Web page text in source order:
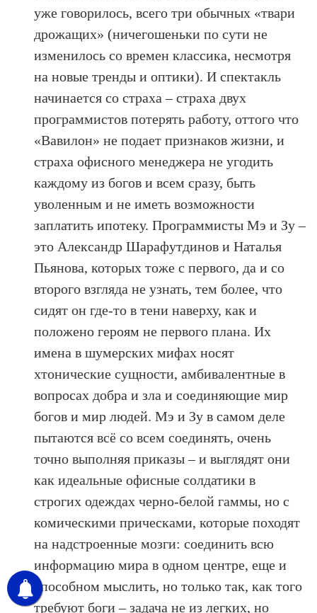
уже говорилось, всего три обычных «твари
дрожащих» (ничегошеньки по сути не
изменилось со времен классика, несмотря
на новые тренды и оптики). И спектакль
начинается со страха – страха двух
программистов потерять работу, оттого что
«Вавилон» не подает признаков жизни, и
страха офисного менеджера не угодить
каждому из богов и всем сразу, быть
уволенным и не иметь возможности
заплатить ипотеку. Программисты Мэ и Зу –
это Александр Шарафутдинов и Наталья
Пьянова, которых тоже с первого, да и со
второго взгляда не узнать, тем более, что
сидят он где-то в тени наверху, как и
положено героям не первого плана. Их
имена в шумерских мифах носят
хтонические сущности, амбивалентные в
вопросах добра и зла и соединяющие мир
богов и мир людей. Мэ и Зу в самом деле
пытаются всё со всем соединять, очень
точно выполняя приказы – и выглядят они
как идеальные офисные солдатики в
строгих одеждах черно-белой гаммы, но с
комическими прическами, которые походят
на надстроенные мозги: соединить всю
информацию мира в одном центре, еще и
способном мыслить, но только так, как того
требуют боги – задача не из легких, но